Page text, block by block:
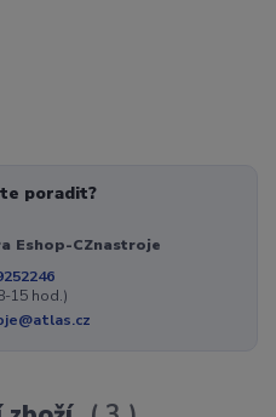
poradit?
Eshop-CZnastroje
15 hod.)